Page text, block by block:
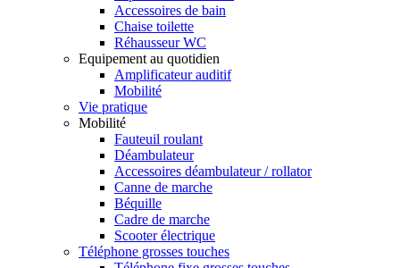
Accessoires de bain
Chaise toilette
Réhausseur WC
Equipement au quotidien
Amplificateur auditif
Mobilité
Vie pratique
Mobilité
Fauteuil roulant
Déambulateur
Accessoires déambulateur / rollator
Canne de marche
Béquille
Cadre de marche
Scooter électrique
Téléphone grosses touches